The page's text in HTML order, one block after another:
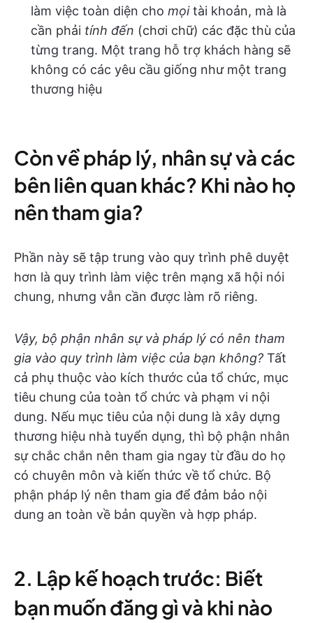
làm việc toàn diện cho mọitài khoản, mà là
cần phải tính đến (chơi chữ) các đặc thù của
từng trang. Một trang hỗ trợ khách hàng sẽ
không có các yêu cầu giống như một trang
thương hiệu
Còn về pháp lý, nhân sự và các
bên liên quan khác? Khi nào họ
nên tham gia?
Phần này sẽ tập trung vào quy trình phê duyệt
hơn là quy trình làm việc trên mạng xã hội nói
chung, nhưng vẫn cần được làm rõ riêng.
Vậy, bộ phận nhân sự và pháp lý có nên tham
gia vào quy trình làm việc của bạn không? Tất
cả phụ thuộc vào kích thước của tổ chức, mục
tiêu chung của toàn tổ chức và phạm vi nội
dung. Nếu mục tiêu của nội dung là xây dựng
thương hiệu nhà tuyển dụng, thì bộ phận nhân
sự chắc chắn nên tham gia ngay từ đầu do họ
có chuyên môn và kiến thức về tổ chức. Bộ
phận pháp lý nên tham gia để đảm bảo nội
dung an toàn về bản quyền và hợp pháp.
2. Lập kế hoạch trước: Biết
bạn muốn đăng gì và khi nào